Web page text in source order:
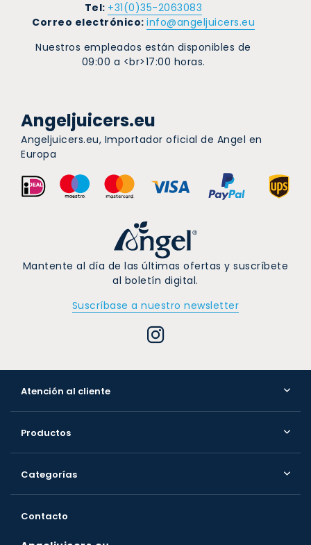
Tel: +31(0)35-2063083
Correo electrónico: info@angeljuicers.eu
Nuestros empleados están disponibles de
09:00 a <br>17:00 horas.
Angeljuicers.eu
Angeljuicers.eu, Importador oficial de Angel en
Europa
Mantente al día de las últimas ofertas y suscríbete
al boletín digital.
Suscríbase a nuestro newsletter
Atención al cliente
Productos
Categorías
Contacto